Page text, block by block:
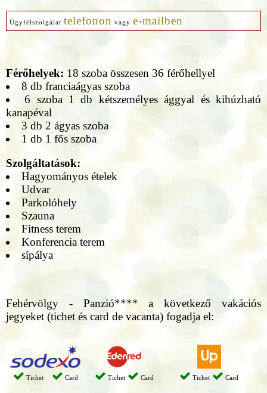
Ügyfélszolgálat telefonon vagy e-mailben
Férőhelyek: 18 szoba összesen 36 férőhellyel
8 db franciaágyas szoba
6 szoba 1 db kétszemélyes ággyal és kihúzható
kanapéval
3 db 2 ágyas szoba
1 db 1 fős szoba
Szolgáltatások:
Hagyományos ételek
Udvar
Parkolóhely
Szauna
Fitness terem
Konferencia terem
sípálya
Fehérvölgy - Panzió**** a következő vakációs
jegyeket (tichet és card de vacanta) fogadja el:
Tichet Card Tichet Card Tichet Card